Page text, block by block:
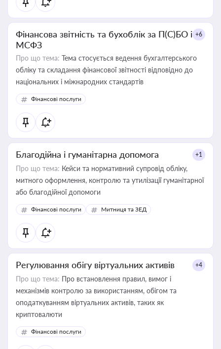
Фінансова звітність та бухоблік за П(С)БО і
МСФЗ
+6
Про що тема: Тема стосується ведення бухгалтерського
обліку та складання фінансової звітності відповідно до
національних і міжнародних стандартів
Фінансові послуги
Благодійна і гуманітарна допомога +1
Про що тема: Кейси та нормативний супровід обліку,
митного оформлення, контролю та утилізації гуманітарної
або благодійної допомоги
Фінансові послуги Митниця та ЗЕД
Регулювання обігу віртуальних активів +4
Про що тема: Про встановлення правил, вимог і
механізмів контролю за використанням, обігом та
оподаткуванням віртуальних активів, таких як
криптовалюти
Фінансові послуги